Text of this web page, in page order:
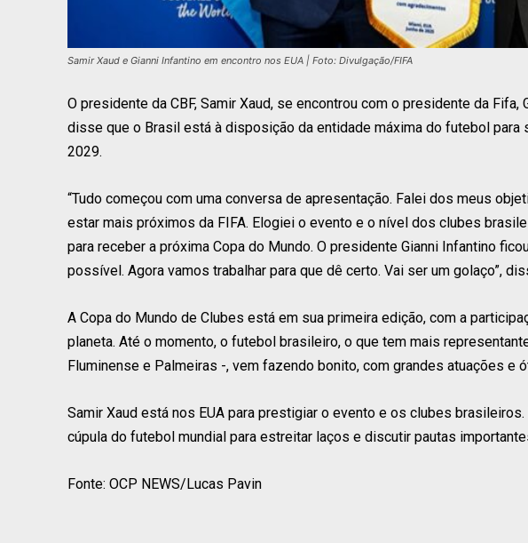
Samir Xaud e Gianni Infantino em encontro nos EUA | Foto: Divulgação/FIFA
O presidente da CBF, Samir Xaud, se encontrou com o presidente da Fifa,
disse que o Brasil está à disposição da entidade máxima do futebol para
2029.
“Tudo começou com uma conversa de apresentação. Falei dos meus
estar mais próximos da FIFA. Elogiei o evento e o nível dos clubes
para receber a próxima Copa do Mundo. O presidente Gianni Infantino
possível. Agora vamos trabalhar para que dê certo. Vai ser um golaço”,
A Copa do Mundo de Clubes está em sua primeira edição, com a
planeta. Até o momento, o futebol brasileiro, o que tem mais
Fluminense e Palmeiras -, vem fazendo bonito, com grandes atuações e
Samir Xaud está nos EUA para prestigiar o evento e os clubes
cúpula do futebol mundial para estreitar laços e discutir pautas
Fonte: OCP NEWS/Lucas Pavin